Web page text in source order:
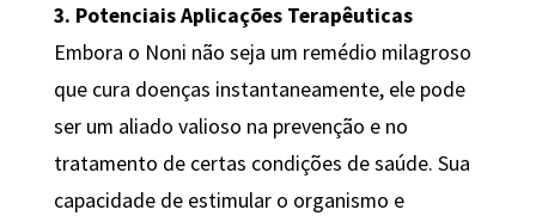
3. Potenciais Aplicações Terapêuticas
Embora o Noni não seja um remédio milagroso
que cura doenças instantaneamente, ele pode
ser um aliado valioso na prevenção e no
tratamento de certas condições de saúde. Sua
capacidade de estimular o organismo e